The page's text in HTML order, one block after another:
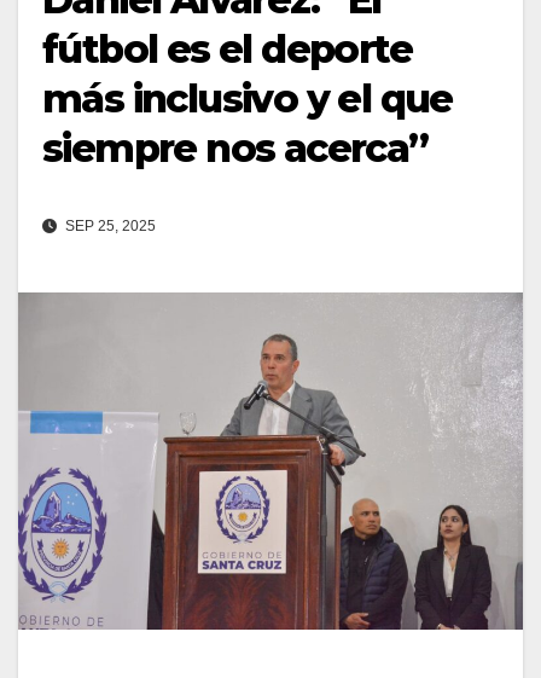
fútbol es el deporte
más inclusivo y el que
siempre nos acerca”
SEP 25, 2025